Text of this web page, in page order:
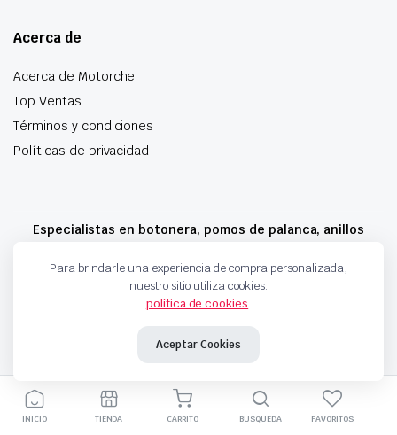
Acerca de
Acerca de Motorche
Top Ventas
Términos y condiciones
Políticas de privacidad
Especialistas en botonera, pomos de palanca, anillos
Copyright 2024 © Motorche Autoparts. Todos los derechos reservados
Para brindarle una experiencia de compra personalizada,
nuestro sitio utiliza cookies.
política de cookies.
Aceptar Cookies
INICIO TIENDA CARRITO BUSQUEDA FAVORITOS